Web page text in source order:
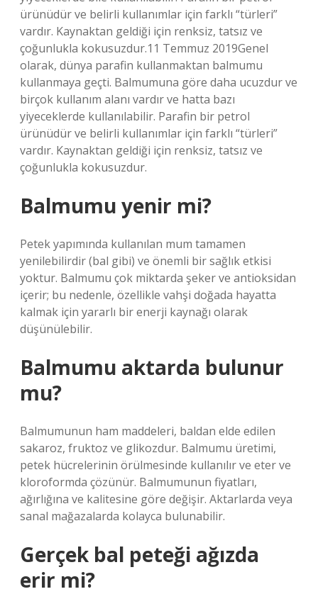
ürünüdür ve belirli kullanımlar için farklı “türleri”
vardır. Kaynaktan geldiği için renksiz, tatsız ve
çoğunlukla kokusuzdur.11 Temmuz 2019Genel
olarak, dünya parafin kullanmaktan balmumu
kullanmaya geçti. Balmumuna göre daha ucuzdur ve
birçok kullanım alanı vardır ve hatta bazı
yiyeceklerde kullanılabilir. Parafin bir petrol
ürünüdür ve belirli kullanımlar için farklı “türleri”
vardır. Kaynaktan geldiği için renksiz, tatsız ve
çoğunlukla kokusuzdur.
Balmumu yenir mi?
Petek yapımında kullanılan mum tamamen
yenilebilirdir (bal gibi) ve önemli bir sağlık etkisi
yoktur. Balmumu çok miktarda şeker ve antioksidan
içerir; bu nedenle, özellikle vahşi doğada hayatta
kalmak için yararlı bir enerji kaynağı olarak
düşünülebilir.
Balmumu aktarda bulunur
mu?
Balmumunun ham maddeleri, baldan elde edilen
sakaroz, fruktoz ve glikozdur. Balmumu üretimi,
petek hücrelerinin örülmesinde kullanılır ve eter ve
kloroformda çözünür. Balmumunun fiyatları,
ağırlığına ve kalitesine göre değişir. Aktarlarda veya
sanal mağazalarda kolayca bulunabilir.
Gerçek bal peteği ağızda
erir mi?